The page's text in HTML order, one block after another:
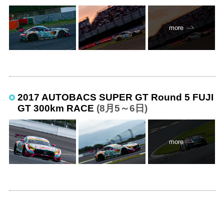
more
2017 AUTOBACS SUPER GT Round 5 FUJI
GT 300km RACE (8月5～6日)
more